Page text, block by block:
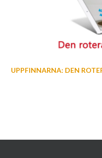
UPPFINNARNA: DEN